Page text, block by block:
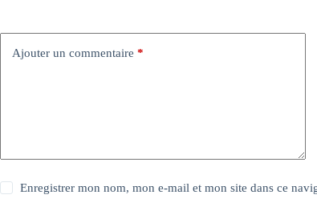
Ajouter un commentaire *
Enregistrer mon nom, mon e-mail et mon site dans ce